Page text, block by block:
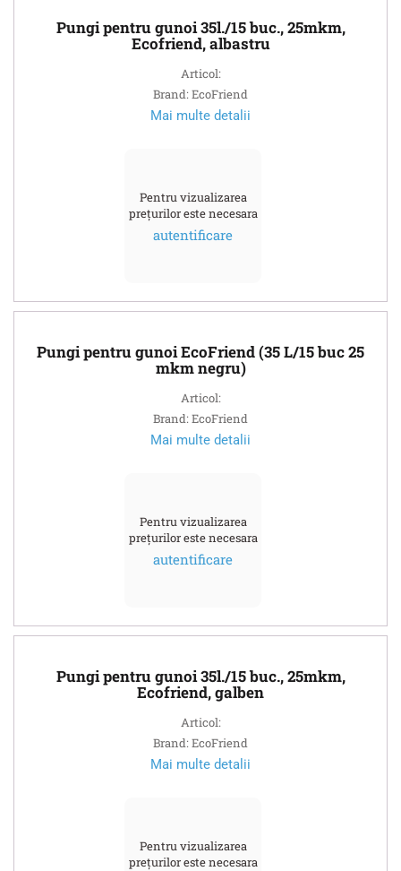
Pungi pentru gunoi 35l./15 buc., 25mkm,
Ecofriend, albastru
Articol:
Brand: EcoFriend
Mai multe detalii
Pentru vizualizarea
prețurilor este necesara
autentificare
Pungi pentru gunoi EcoFriend (35 L/15 buc 25
mkm negru)
Articol:
Brand: EcoFriend
Mai multe detalii
Pentru vizualizarea
prețurilor este necesara
autentificare
Pungi pentru gunoi 35l./15 buc., 25mkm,
Ecofriend, galben
Articol:
Brand: EcoFriend
Mai multe detalii
Pentru vizualizarea
prețurilor este necesara